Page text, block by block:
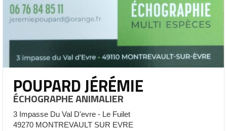
POUPARD JÉRÉMIE
ÉCHOGRAPHE ANIMALIER
3 Impasse Du Val D'evre - Le Fuilet
49270 MONTREVAULT SUR EVRE